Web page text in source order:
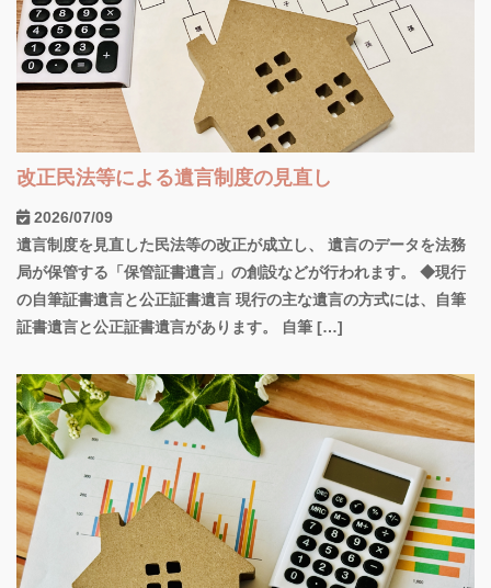
改正民法等による遺言制度の見直し
2026/07/09
遺言制度を見直した民法等の改正が成立し、 遺言のデータを法務
局が保管する「保管証書遺言」の創設などが行われます。 ◆現行
の自筆証書遺言と公正証書遺言 現行の主な遺言の方式には、自筆
証書遺言と公正証書遺言があります。 自筆 […]